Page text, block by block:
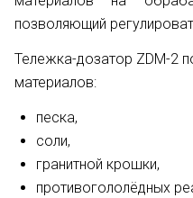
позволяющий
Тележка-дозатор ZDM-2
материалов:
песка,
соли,
гранитной крошки,
противогололёдных